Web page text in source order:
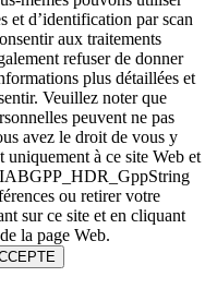
et d’identification par scan
aux traitements
refuser de donner
plus détaillées et
Veuillez noter que
peuvent ne pas
avez le droit de vous y
uniquement à ce site Web et
IABGPP_HDR_GppString
ou retirer votre
sur ce site et en cliquant
la page Web.